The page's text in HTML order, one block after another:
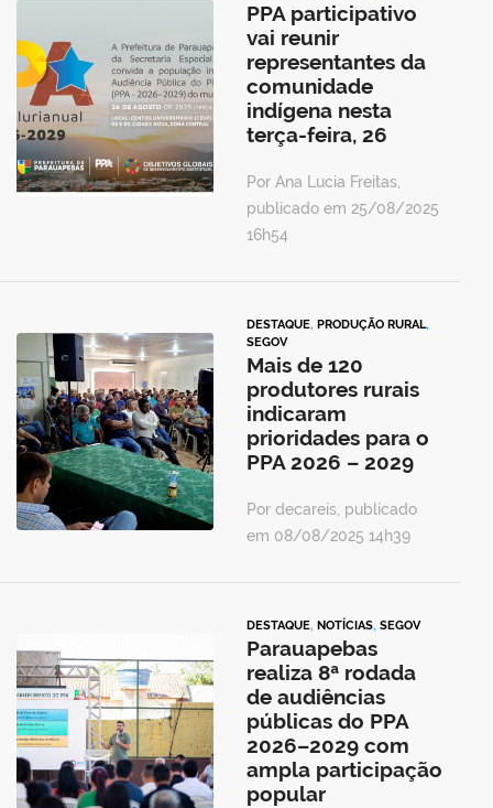
PPA participativo
vai reunir
representantes da
comunidade
indígena nesta
terça-feira, 26
Por Ana Lucia Freitas,
publicado em 25/08/2025
16h54
DESTAQUE, PRODUÇÃO RURAL,
SEGOV
Mais de 120
produtores rurais
indicaram
prioridades para o
PPA 2026 – 2029
Por decareis, publicado
em 08/08/2025 14h39
DESTAQUE, NOTÍCIAS, SEGOV
Parauapebas
realiza 8ª rodada
de audiências
públicas do PPA
2026–2029 com
ampla participação
popular